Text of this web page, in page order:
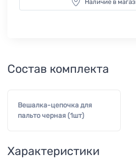
Наличие в
Состав комплекта
Вешалка-цепочка для
пальто черная (1шт)
Характеристики